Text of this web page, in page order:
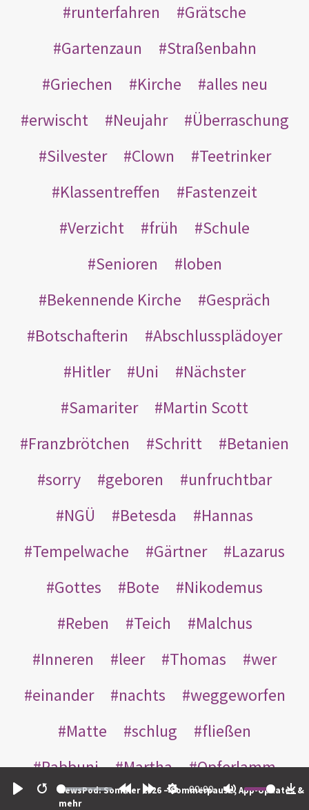
Restart
00:00
NewsPod: Sommer 2026 – Sommerpause, App-Updates &
mehr
runterfahren
Grätsche
Gartenzaun
Straßenbahn
Griechen
Kirche
alles neu
erwischt
Neujahr
Überraschung
Silvester
Clown
Teetrinker
Klassentreffen
Fastenzeit
Verzicht
früh
Schule
Senioren
loben
Bekennende Kirche
Gespräch
Botschafterin
Abschlussplädoyer
Hitler
Uni
Nächster
Samariter
Martin Scott
Franzbrötchen
Schritt
Betanien
sorry
geboren
unfruchtbar
NGÜ
Betesda
Hannas
Tempelwache
Gärtner
Lazarus
Gottes
Bote
Nikodemus
Reben
Teich
Malchus
Inneren
leer Thomas
wer
einander
nachts
weggeworfen
Matte
schlug
fließen
Rabbuni
Martha
Opferlamm
gewaschen
jüdischen